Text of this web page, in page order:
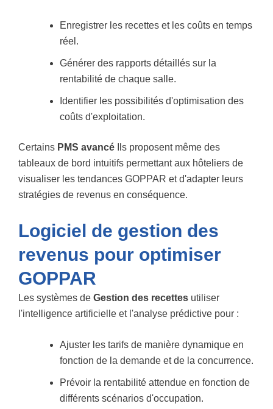
Enregistrer les recettes et les coûts en temps
réel.
Générer des rapports détaillés sur la
rentabilité de chaque salle.
Identifier les possibilités d'optimisation des
coûts d'exploitation.
Certains PMS avancé Ils proposent même des
tableaux de bord intuitifs permettant aux hôteliers de
visualiser les tendances GOPPAR et d'adapter leurs
stratégies de revenus en conséquence.
Logiciel de gestion des
revenus pour optimiser
GOPPAR
Les systèmes de Gestion des recettes utiliser
l'intelligence artificielle et l'analyse prédictive pour :
Ajuster les tarifs de manière dynamique en
fonction de la demande et de la concurrence.
Prévoir la rentabilité attendue en fonction de
différents scénarios d'occupation.